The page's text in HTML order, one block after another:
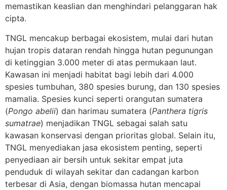
memastikan keaslian dan menghindari pelanggaran hak
cipta.
TNGL mencakup berbagai ekosistem, mulai dari hutan
hujan tropis dataran rendah hingga hutan pegunungan
di ketinggian 3.000 meter di atas permukaan laut.
Kawasan ini menjadi habitat bagi lebih dari 4.000
spesies tumbuhan, 380 spesies burung, dan 130 spesies
mamalia. Spesies kunci seperti orangutan sumatera
(Pongo abelii) dan harimau sumatera (Panthera tigris
sumatrae) menjadikan TNGL sebagai salah satu
kawasan konservasi dengan prioritas global. Selain itu,
TNGL menyediakan jasa ekosistem penting, seperti
penyediaan air bersih untuk sekitar empat juta
penduduk di wilayah sekitar dan cadangan karbon
terbesar di Asia, dengan biomassa hutan mencapai